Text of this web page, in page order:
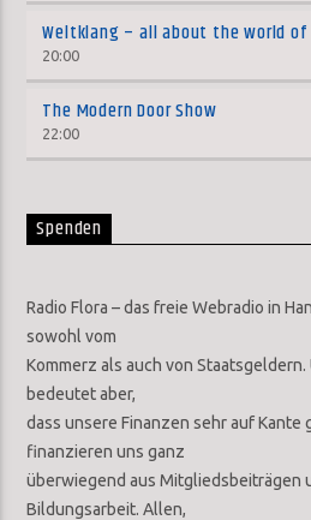
Weltklang – all about the world
20:00
The Modern Door Show
22:00
Spenden
Radio Flora – das freie Webradio in
sowohl vom
Kommerz als auch von Staatsgeldern.
bedeutet aber,
dass unsere Finanzen sehr auf Kante
finanzieren uns ganz
überwiegend aus Mitgliedsbeiträgen
Bildungsarbeit. Allen,